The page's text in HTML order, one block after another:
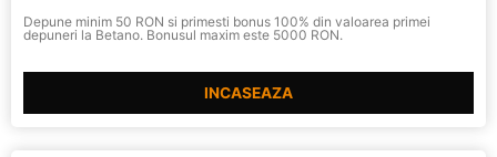
Depune minim 50 RON si primesti bonus 100% din valoarea primei
depuneri la Betano. Bonusul maxim este 5000 RON.
INCASEAZA